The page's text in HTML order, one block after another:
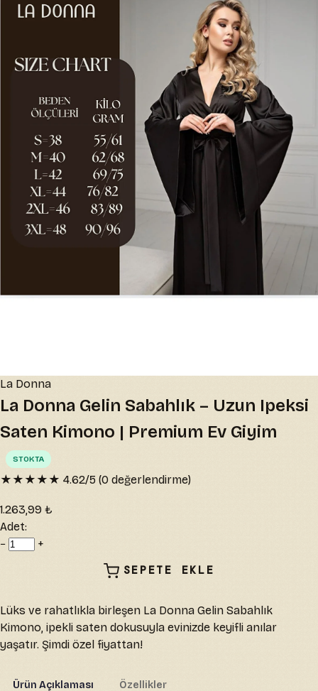
La Donna
La Donna Gelin Sabahlık – Uzun Ipeksi
Saten Kimono | Premium Ev Giyim
STOKTA
★★★★★ 4.62/5 (0 değerlendirme)
1.263,99 ₺
Adet:
−
+
SEPETE EKLE
Lüks ve rahatlıkla birleşen La Donna Gelin Sabahlık
Kimono, ipekli saten dokusuyla evinizde keyifli anılar
yaşatır. Şimdi özel fiyattan!
Ürün Açıklaması Özellikler